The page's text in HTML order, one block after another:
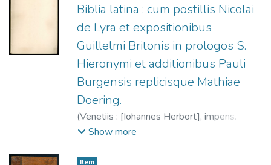
Biblia latina : cum postillis Nicolai
de Lyra et expositionibus
Guillelmi Britonis in prologos S.
Hieronymi et additionibus Pauli
Burgensis replicisque Mathiae
Doering.
(Venetiis : [Iohannes Herbort], impens.
Iohannis de Colonia, Nicolai Jenson et
ca. 1270-1349
Show more
Item